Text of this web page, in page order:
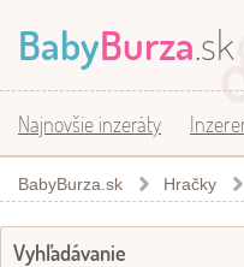
BabyBurza.sk
Najnovšie inzeráty
BabyBurza.sk Hračky
Vyhľadávanie